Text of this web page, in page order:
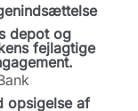
depot og
fejlagtige
opsigelse af